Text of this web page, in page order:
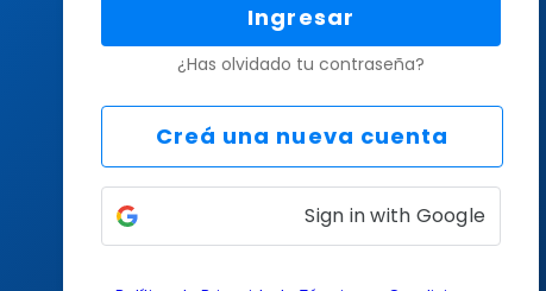
Ingresar
¿Has olvidado tu contraseña?
Creá una nueva cuenta
Sign in with Google